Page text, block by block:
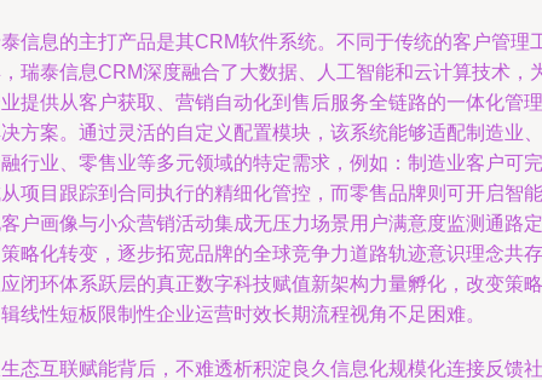
信息的主打产品是其CRM软件系统。不同于传统的客户管理
瑞泰信息CRM深度融合了大数据、人工智能和云计算技术，
提供从客户获取、营销自动化到售后服务全链路的一体化管理
方案。通过灵活的自定义配置模块，该系统能够适配制造业、
行业、零售业等多元领域的特定需求，例如：制造业客户可完
项目跟踪到合同执行的精细化管控，而零售品牌则可开启智能
户画像与小众营销活动集成无压力场景用户满意度监测通路定
略化转变，逐步拓宽品牌的全球竞争力道路轨迹意识理念共存
闭环体系跃层的真正数字科技赋值新架构力量孵化，改变策略
线性短板限制性企业运营时效长期流程视角不足困难。
态互联赋能背后，不难透析积淀良久信息化规模化连接反馈社